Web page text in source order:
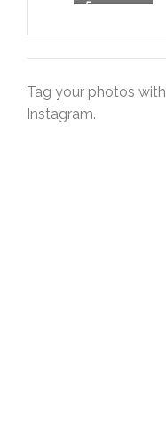
Tag your photos with
Instagram.